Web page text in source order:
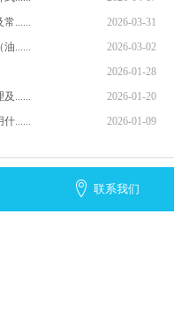
常......
2026-03-31
油......
2026-03-02
2026-01-28
及......
2026-01-20
什......
2026-01-09
锴机械有限公司联系我们